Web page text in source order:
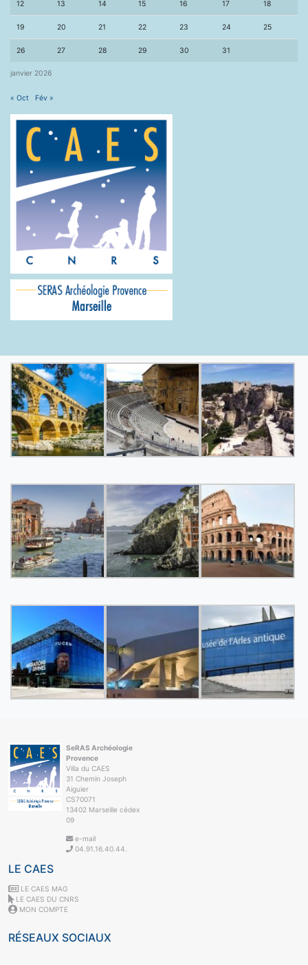
janvier 2026
12 13 14 15 16 17 18
19 20 21 22 23 24 25
26 27 28 29 30 31
« Oct Fév »
SeRAS Archéologie
Provence
Villa du CAES
31 Chemin Joseph
Aiguier
CS70071
13402 Marseille cédex
09
e-mail
04.91.16.40.44.
LE CAES
LE CAES MAG
LE CAES DU CNRS
MON COMPTE
RÉSEAUX SOCIAUX